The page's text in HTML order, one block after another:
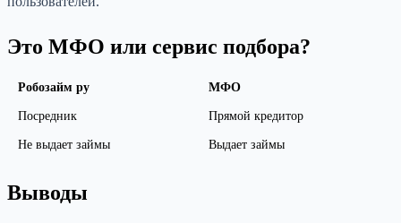
Это МФО или сервис подбора?
Робозайм ру МФО
Посредник Прямой кредитор
Не выдает займы Выдает займы
Выводы